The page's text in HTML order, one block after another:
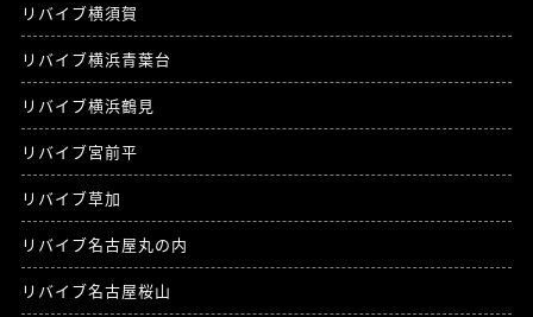
リバイブ横須賀
リバイブ横浜青葉台
リバイブ横浜鶴見
リバイブ宮前平
リバイブ草加
リバイブ名古屋丸の内
リバイブ名古屋桜山